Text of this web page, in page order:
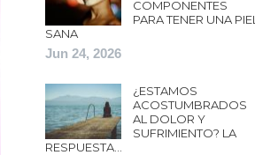
COMPONENTES
PARA TENER UNA PIEL
SANA
Jun 24, 2026
¿ESTAMOS
ACOSTUMBRADOS
AL DOLOR Y
SUFRIMIENTO? LA
RESPUESTA…